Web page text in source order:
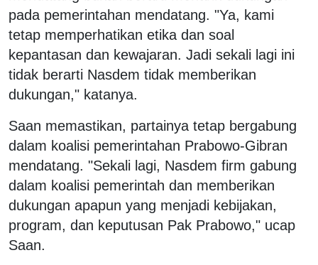
pada pemerintahan mendatang. "Ya, kami
tetap memperhatikan etika dan soal
kepantasan dan kewajaran. Jadi sekali lagi ini
tidak berarti Nasdem tidak memberikan
dukungan," katanya.
Saan memastikan, partainya tetap bergabung
dalam koalisi pemerintahan Prabowo-Gibran
mendatang. "Sekali lagi, Nasdem firm gabung
dalam koalisi pemerintah dan memberikan
dukungan apapun yang menjadi kebijakan,
program, dan keputusan Pak Prabowo," ucap
Saan.